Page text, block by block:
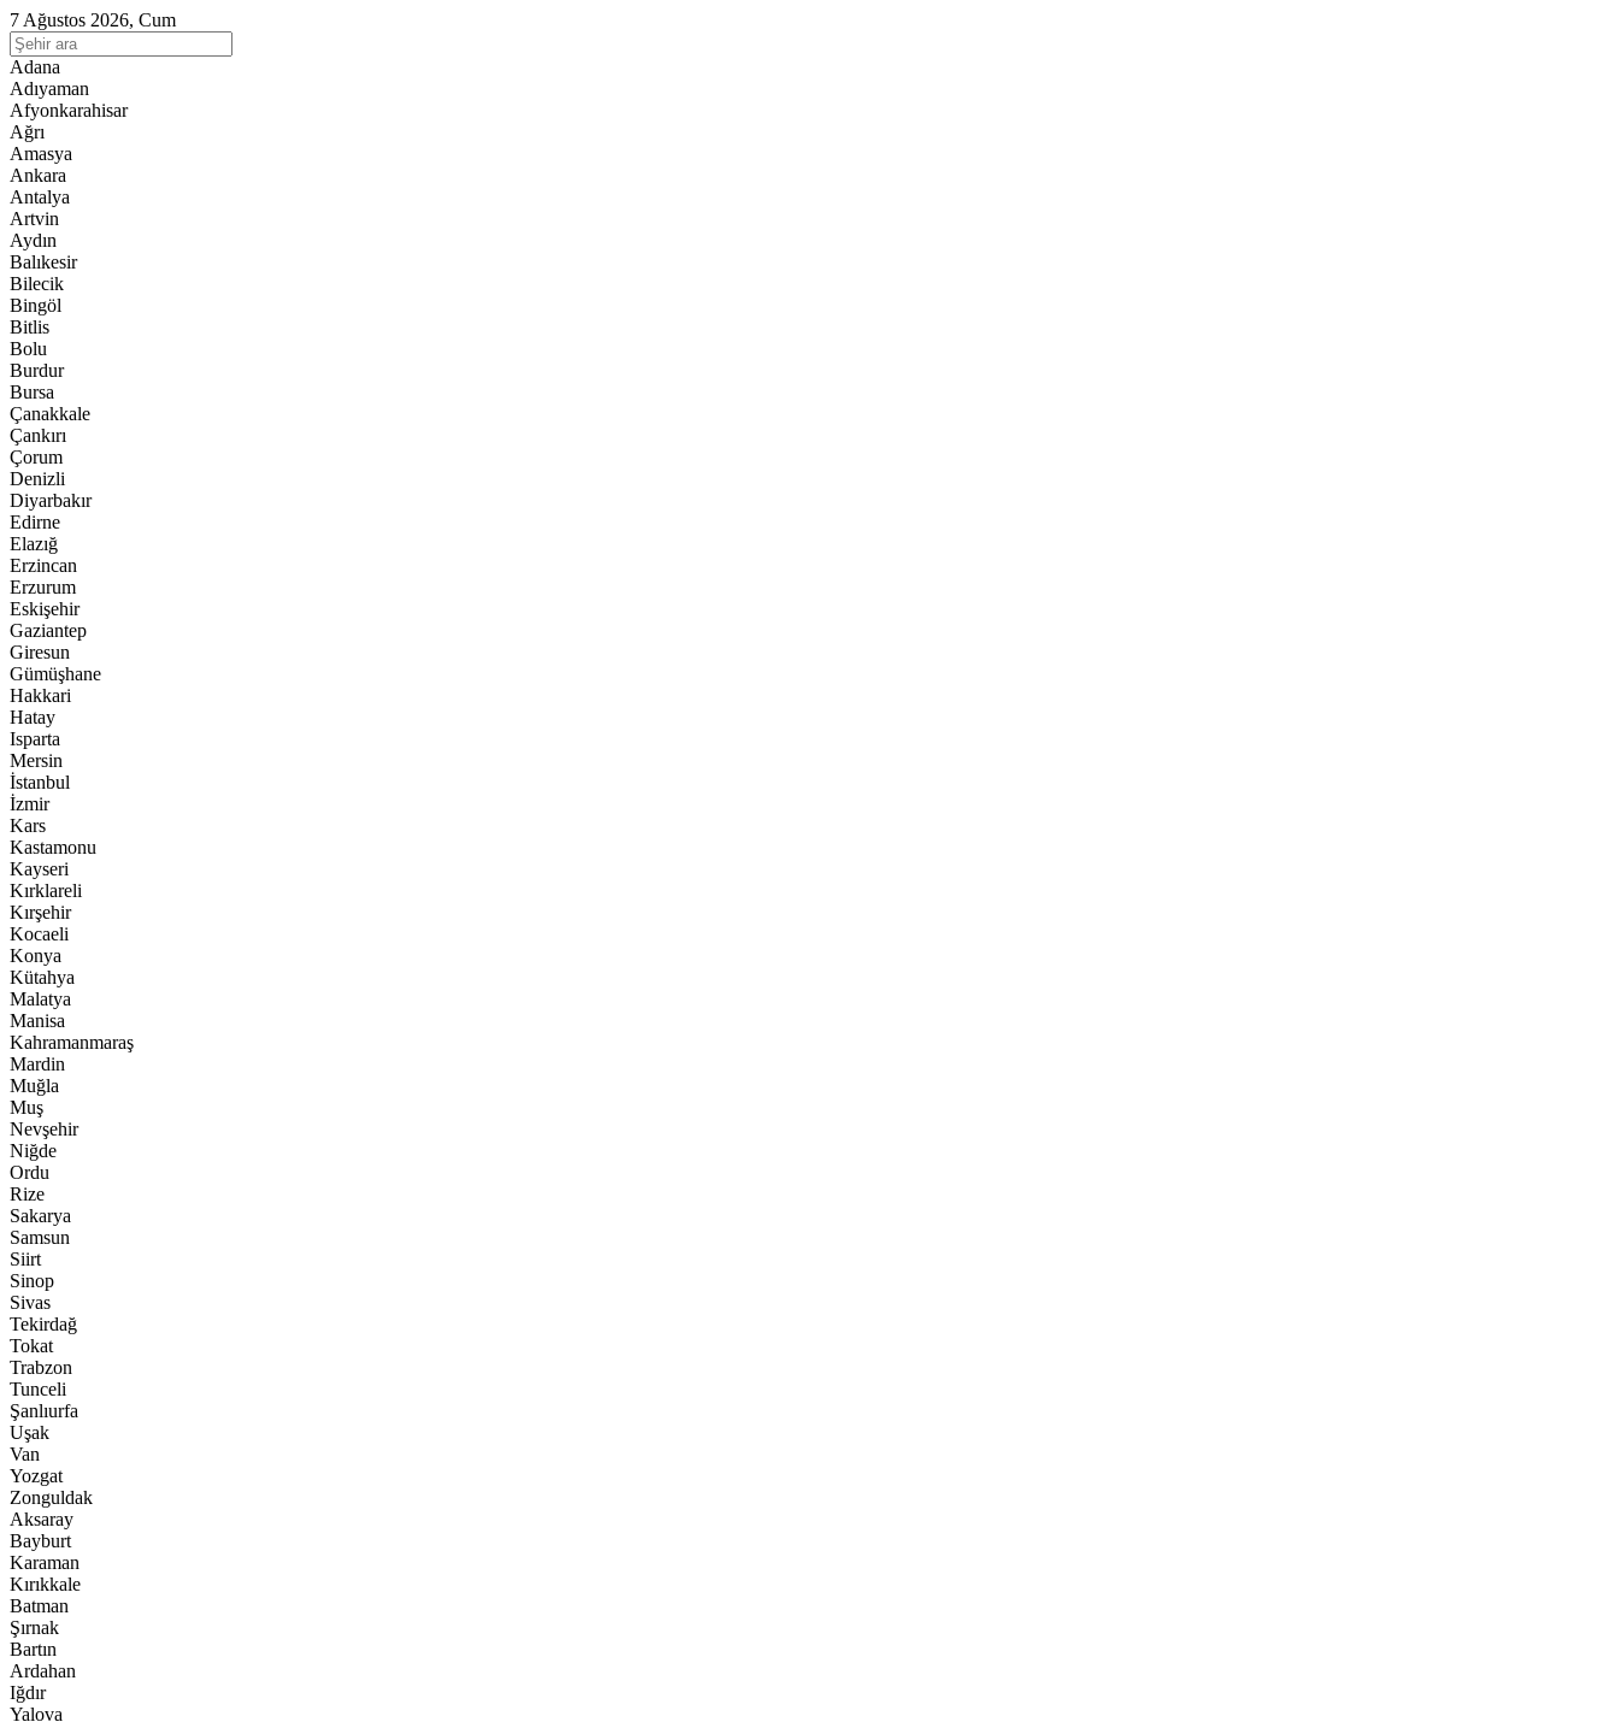
7 Ağustos 2026, Cum
Adana
Adıyaman
Afyonkarahisar
Ağrı
Amasya
Ankara
Antalya
Artvin
Aydın
Balıkesir
Bilecik
Bingöl
Bitlis
Bolu
Burdur
Bursa
Çanakkale
Çankırı
Çorum
Denizli
Diyarbakır
Edirne
Elazığ
Erzincan
Erzurum
Eskişehir
Gaziantep
Giresun
Gümüşhane
Hakkari
Hatay
Isparta
Mersin
İstanbul
İzmir
Kars
Kastamonu
Kayseri
Kırklareli
Kırşehir
Kocaeli
Konya
Kütahya
Malatya
Manisa
Kahramanmaraş
Mardin
Muğla
Muş
Nevşehir
Niğde
Ordu
Rize
Sakarya
Samsun
Siirt
Sinop
Sivas
Tekirdağ
Tokat
Trabzon
Tunceli
Şanlıurfa
Uşak
Van
Yozgat
Zonguldak
Aksaray
Bayburt
Karaman
Kırıkkale
Batman
Şırnak
Bartın
Ardahan
Iğdır
Yalova